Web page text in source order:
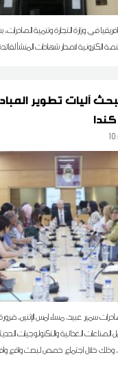
في وزارة التجارة وتنمية الصادرات،
الكترونية لاصدار شهادات المنشأ
آليات تطوير
سمير عبيد، مساء امس الإثنين،
الغذائية والتكنولوجيات
وذلك خلال اجتماع خصص لبحث واقع